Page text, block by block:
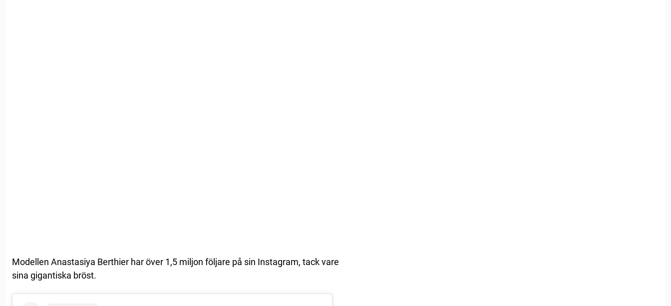
Modellen Anastasiya Berthier har över 1,5 miljon följare på sin Instagram, tack vare
sina gigantiska bröst.